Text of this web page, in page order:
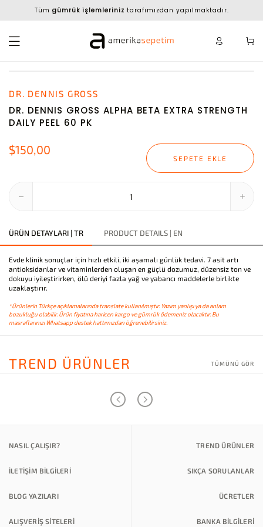
Tüm gümrük işlemleriniz tarafımızdan yapılmaktadır.
DR. DENNIS GROSS
DR. DENNIS GROSS ALPHA BETA EXTRA STRENGTH
DAILY PEEL 60 PK
$150,00
SEPETE EKLE
ÜRÜN DETAYLARI | TR PRODUCT DETAILS | EN
Evde klinik sonuçlar için hızlı etkili, iki aşamalı günlük tedavi. 7 asit artı
antioksidanlar ve vitaminlerden oluşan en güçlü dozumuz, düzensiz ton ve
dokuyu iyileştirirken, ölü deriyi fazla yağ ve yabancı maddelerle birlikte
uzaklaştırır.
*Ürünlerin Türkçe açıklamalarında translate kullanılmıştır. Yazım yanlışı ya da anlam
bozukluğu olabilir. Ürün fiyatına haricen kargo ve gümrük ödemeniz olacaktır. Bu
masraflarınızı Whatsapp destek hattımızdan öğrenebilirsiniz.
TREND ÜRÜNLER TÜMÜNÜ GÖR
NASIL ÇALIŞIR? TREND ÜRÜNLER
İLETİŞİM BİLGİLERİ SIKÇA SORULANLAR
BLOG YAZILARI ÜCRETLER
ALIŞVERİŞ SİTELERİ BANKA BILGILERI